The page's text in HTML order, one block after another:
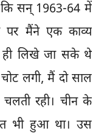
कि सन् 1963-64 में
पर मैंने एक काव्य
ही लिखे जा सके थे
लगी, मैं दो साल
रही। चीन के
भी हुआ था। उस